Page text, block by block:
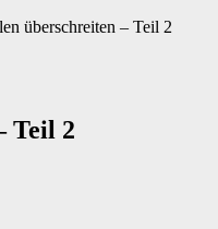
überschreiten – Teil 2
Teil 2